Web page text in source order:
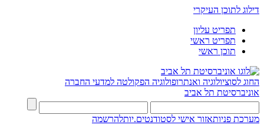
דילוג לתוכן העיקרי
תפריט עליון
תפריט ראשי
תוכן ראשי
החוג לסוציולוגיה ואנתרופולוגיה הפקולטה למדעי החברה
אוניברסיטת תל אביב
מערכת פניותאזור אישי לסטודנטים.יותלהרשמה